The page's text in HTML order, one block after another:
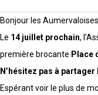
Bonjour les
Le 14 juillet prochain,
première brocante Place
N’hésitez pas à
Espérant voir le plus de